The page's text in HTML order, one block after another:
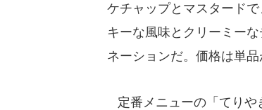
ケチャップとマスタード
キーな風味とクリーミー
ネーションだ。価格は単
定番メニューの「てりや